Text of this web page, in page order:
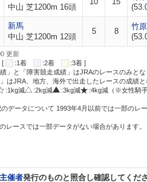
中山 芝1200m 16頭
新馬
中山 芝1200m 12頭
5 8
竹
更新
[
:1着 :2着
:3着 ]
」と「障害競走成績」はJRAのレースのみとな
はJRA、地方、海外で出走したレースの成績と
:1kg減 :2kg減 :3kg減 :4kg減（※女性騎手
データについて 1993年4月以前では一部のレ
レースでは一部データがない場合があります。
主催者発行のものと照合し確認してくださ